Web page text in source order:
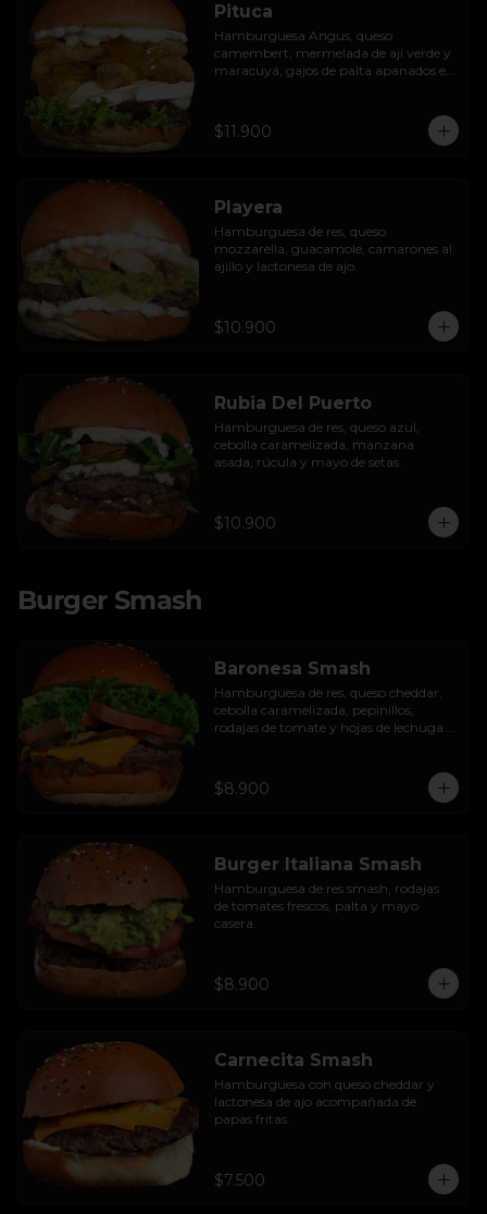
Pituca
Hamburguesa Angus, queso
camembert, mermelada de ají verde y
maracuyá, gajos de palta apanados en
$11.900
Playera
Hamburguesa de res, queso
mozzarella, guacamole, camarones al
ajillo y lactonesa de ajo.
$10.900
Rubia Del Puerto
Hamburguesa de res, queso azul,
cebolla caramelizada, manzana
asada, rúcula y mayo de setas.
$10.900
Burger Smash
Baronesa Smash
Hamburguesa de res, queso cheddar,
cebolla caramelizada, pepinillos,
rodajas de tomate y hojas de lechuga
$8.900
Burger Italiana Smash
Hamburguesa de res smash, rodajas
de tomates frescos, palta y mayo
casera.
$8.900
Carnecita Smash
Hamburguesa con queso cheddar y
lactonesa de ajo acompañada de
papas fritas.
$7.500